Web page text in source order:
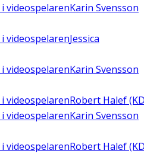
i videospelarenKarin Svensson
i videospelarenJessica
i videospelarenKarin Svensson
i videospelarenRobert Halef
i videospelarenKarin Svensson
i videospelarenRobert Halef